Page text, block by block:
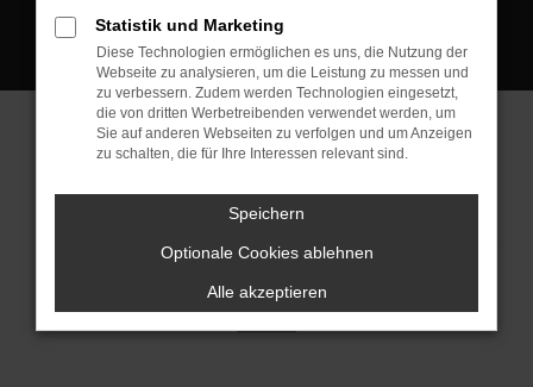
Mail: fj@jakob-trading.com
Cookie Einstellungen
© 2026 Jakob Trading GmbH | Neustädter Straße 1 | DE-08223
Neustadt/Vogtland | fj@jakob-trading.com | Webdesign by audaris.de
Statistik und Marketing
Diese Technologien ermöglichen es uns, die Nutzung der
Webseite zu analysieren, um die Leistung zu messen und
zu verbessern. Zudem werden Technologien eingesetzt,
die von dritten Werbetreibenden verwendet werden, um
Sie auf anderen Webseiten zu verfolgen und um Anzeigen
zu schalten, die für Ihre Interessen relevant sind.
Speichern
Optionale Cookies ablehnen
Alle akzeptieren